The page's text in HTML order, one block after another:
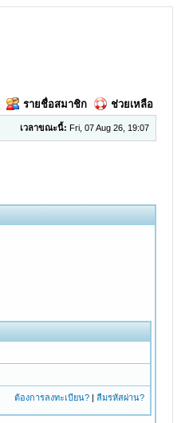
รายชื่อสมาชิก ช่วยเหลือ
เวลาขณะนี้: Fri, 07 Aug 26, 19:07
ต้องการลงทะเบียน?| ลืมรหัสผ่าน?